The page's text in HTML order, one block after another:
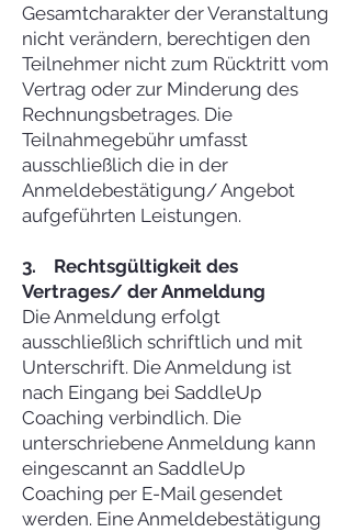
Gesamtcharakter der Veranstaltung
nicht verändern, berechtigen den
Teilnehmer nicht zum Rücktritt vom
Vertrag oder zur Minderung des
Rechnungsbetrages. Die
Teilnahmegebühr umfasst
ausschließlich die in der
Anmeldebestätigung/ Angebot
aufgeführten Leistungen.
3. Rechtsgültigkeit des
Vertrages/ der Anmeldung
Die Anmeldung erfolgt
ausschließlich schriftlich und mit
Unterschrift. Die Anmeldung ist
nach Eingang bei SaddleUp
Coaching verbindlich. Die
unterschriebene Anmeldung kann
eingescannt an SaddleUp
Coaching per E-Mail gesendet
werden. Eine Anmeldebestätigung